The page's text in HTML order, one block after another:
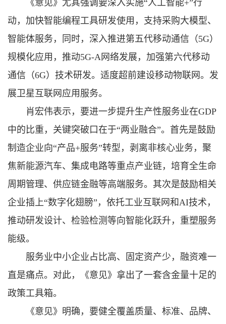
《意见》尤其强调要深入实施“人工智能+”行
动，加快智能编程工具研发使用，支持采购大模型、
智能体服务，同时，深入推进第五代移动通信（5G）
规模化应用，推动5G-A网络发展，加强第六代移动
通信（6G）技术研发。适度超前建设移动物联网。发
展卫星互联网应用服务。
肖宏伟表示，要进一步提升生产性服务业在GDP
中的比重，关键突破口在于“两业融合”。首先是鼓励
制造企业向“产品+服务”转型，剥离非核心业务，聚
焦新能源汽车、集成电路等重点产业链，培育全生命
周期管理、供应链金融等高端服务。其次是鼓励相关
企业插上“数字化翅膀”，依托工业互联网和AI技术，
推动研发设计、检验检测等向智能化跃升，重塑服务
能级。
服务业中小企业占比高、固定资产少，融资难一
直是痛点。对此，《意见》拿出了一套含金量十足的
政策工具箱。
《意见》明确，要健全覆盖质量、标准、品牌、